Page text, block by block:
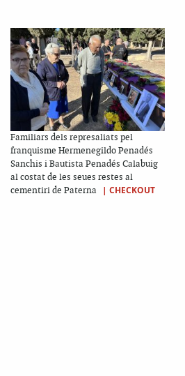
Familiars dels represaliats pel
franquisme Hermenegildo Penadés
Sanchis i Bautista Penadés Calabuig
al costat de les seues restes al
cementiri de Paterna
| CHECKOUT